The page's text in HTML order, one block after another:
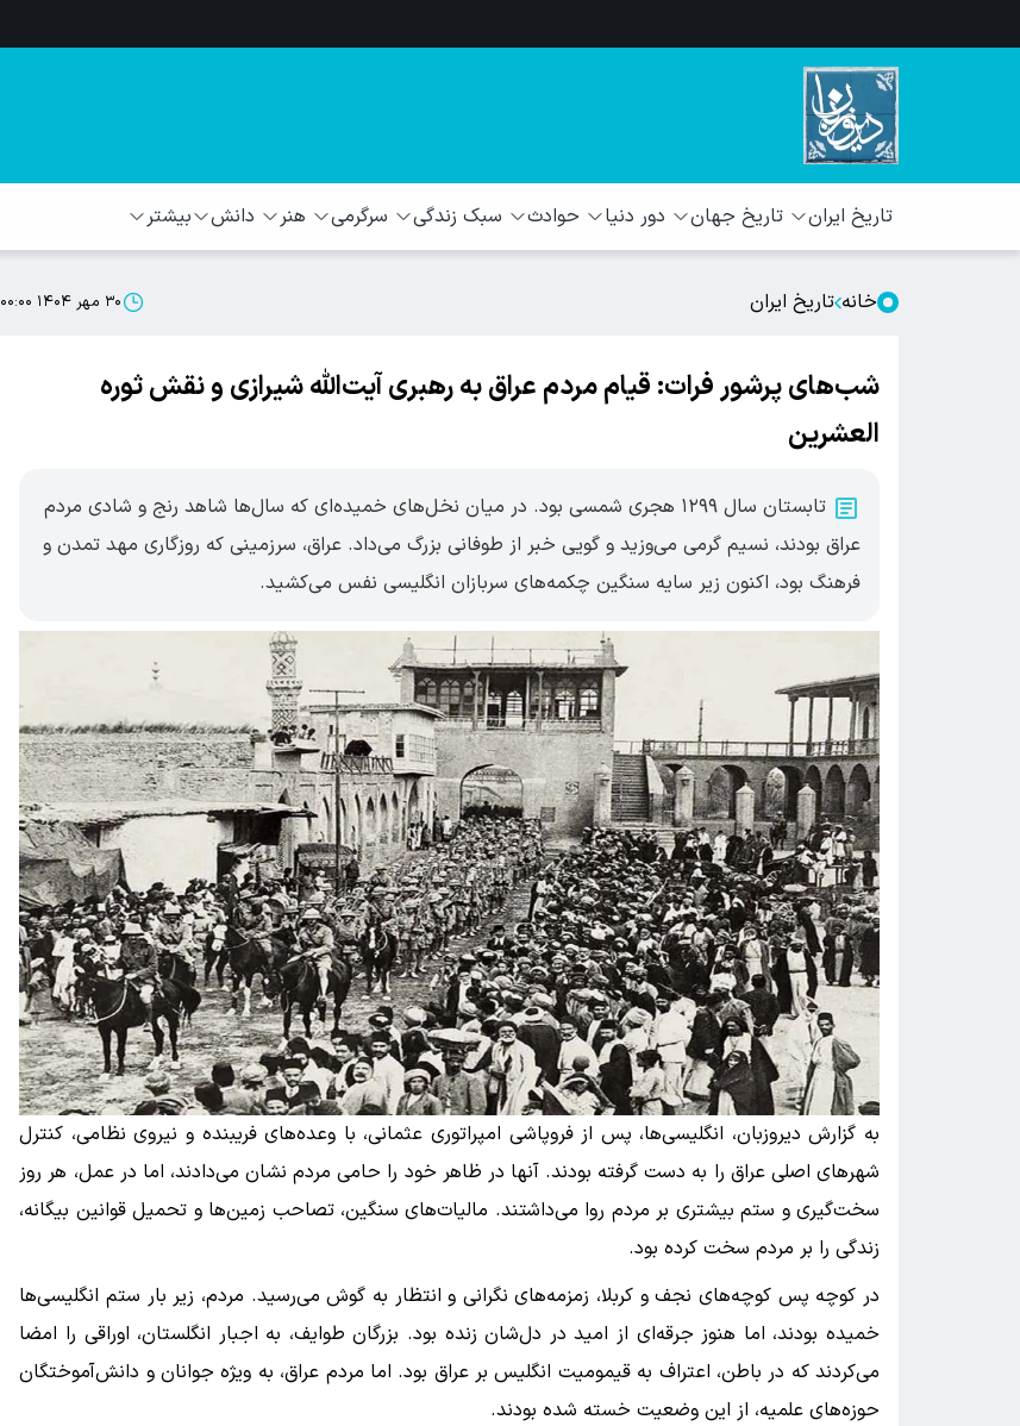
تاریخ ایران تاریخ جهان دور دنیا حوادث سبک زندگی سرگرمی هنر دانش بیشتر
خانه تاریخ ایران ۳۰ مهر ۱۴۰۴ ۰۰:۰۰
شب‌های پرشور فرات: قیام مردم عراق به رهبری آیت‌الله شیرازی و نقش ثوره
العشرین
تابستان سال ۱۲۹۹ هجری شمسی بود. در میان نخل‌های خمیده‌ای که سال‌ها شاهد رنج و شادی مردم
عراق بودند، نسیم گرمی می‌وزید و گویی خبر از طوفانی بزرگ می‌داد. عراق، سرزمینی که روزگاری مهد تمدن و
فرهنگ بود، اکنون زیر سایه سنگین چکمه‌های سربازان انگلیسی نفس می‌کشید.
به گزارش دیروزبان، انگلیسی‌ها، پس از فروپاشی امپراتوری عثمانی، با وعده‌های فریبنده و نیروی نظامی، کنترل
شهرهای اصلی عراق را به دست گرفته بودند. آنها در ظاهر خود را حامی مردم نشان می‌دادند، اما در عمل، هر روز
سخت‌گیری و ستم بیشتری بر مردم روا می‌داشتند. مالیات‌های سنگین، تصاحب زمین‌ها و تحمیل قوانین بیگانه،
زندگی را بر مردم سخت کرده بود.
در کوچه پس کوچه‌های نجف و کربلا، زمزمه‌های نگرانی و انتظار به گوش می‌رسید. مردم، زیر بار ستم انگلیسی‌ها
خمیده بودند، اما هنوز جرقه‌ای از امید در دل‌شان زنده بود. بزرگان طوایف، به اجبار انگلستان، اوراقی را امضا
می‌کردند که در باطن، اعتراف به قیمومیت انگلیس بر عراق بود. اما مردم عراق، به ویژه جوانان و دانش‌آموختگان
حوزه‌های علمیه، از این وضعیت خسته شده بودند.